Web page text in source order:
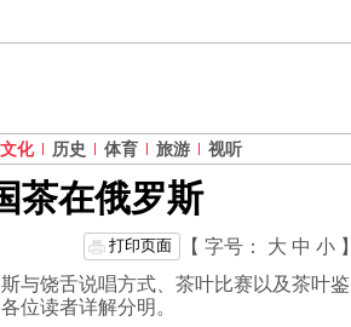
文化 历史 体育 旅游 视听
茶在俄罗斯
【 字号： 大 中 小 】
打印页面
与饶舌说唱方式、茶叶比赛以及茶叶鉴
位读者详解分明。